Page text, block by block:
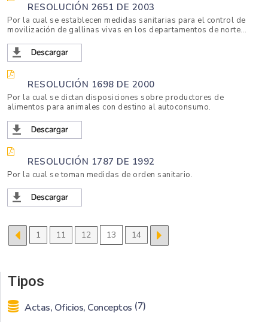
RESOLUCIÓN 2651 DE 2003
Por la cual se establecen medidas sanitarias para el control de
movilización de gallinas vivas en los departamentos de norte...
RESOLUCIÓN 1698 DE 2000
Por la cual se dictan disposiciones sobre productores de
alimentos para animales con destino al autoconsumo.
RESOLUCIÓN 1787 DE 1992
Por la cual se toman medidas de orden sanitario.
1 11 12 13 14
Tipos
Actas, Oficios, Conceptos (7)